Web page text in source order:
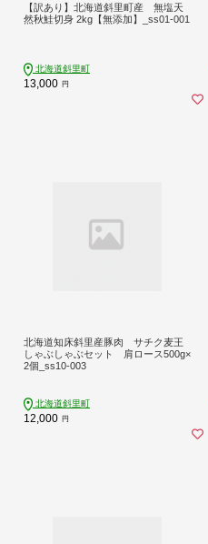
【訳あり】北海道斜里町産 無塩天
然秋鮭切身 2kg【無添加】_ss01-001
北海道斜里町
13,000 円
北海道知床斜里産豚肉 サチク麦王
しゃぶしゃぶセット 肩ロース500g×
2個_ss10-003
北海道斜里町
12,000 円